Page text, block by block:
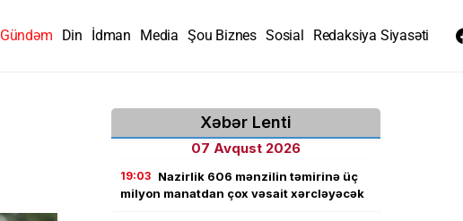
Gündəm Din İdman Media Şou Biznes Sosial Redaksiya Siyasəti
Xəbər Lenti
07 Avqust 2026
19:03 Nazirlik 606 mənzilin təmirinə üç
milyon manatdan çox vəsait xərcləyəcək